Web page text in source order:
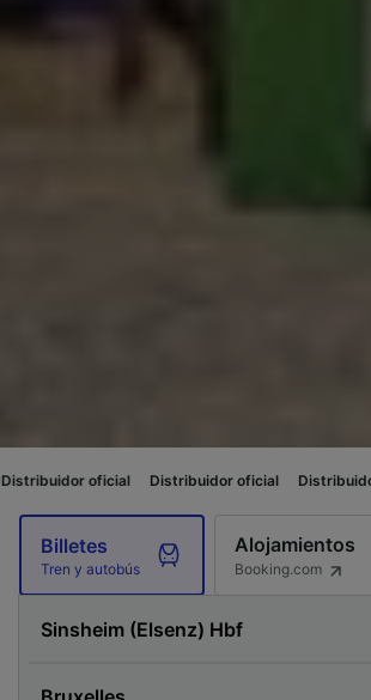
Distribuidor oficial Distribuidor oficial
Billetes
Tren y autobús
Alojamientos
Booking.com